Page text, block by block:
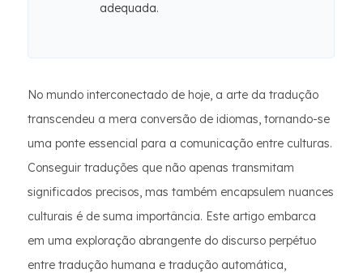
adequada.
No mundo interconectado de hoje, a arte da tradução
transcendeu a mera conversão de idiomas, tornando-se
uma ponte essencial para a comunicação entre culturas.
Conseguir traduções que não apenas transmitam
significados precisos, mas também encapsulem nuances
culturais é de suma importância. Este artigo embarca
em uma exploração abrangente do discurso perpétuo
entre tradução humana e tradução automática,